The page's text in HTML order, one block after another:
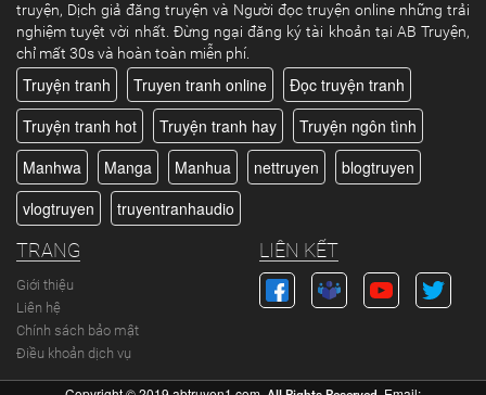
truyện, Dịch giả đăng truyện và Người đọc truyện online những trải
nghiệm tuyệt vời nhất. Đừng ngại đăng ký tài khoản tại AB Truyện,
chỉ mất 30s và hoàn toàn miễn phí.
Truyện tranh Truyen tranh online
Đọc truyện tranh
Truyện tranh hot
Truyện tranh hay
Truyện ngôn tình
Manhwa
Manga Manhua nettruyen
blogtruyen
vlogtruyen
truyentranhaudio
TRANG
Giới thiệu
Liên hệ
Chính sách bảo mật
Điều khoản dịch vụ
LIÊN KẾT